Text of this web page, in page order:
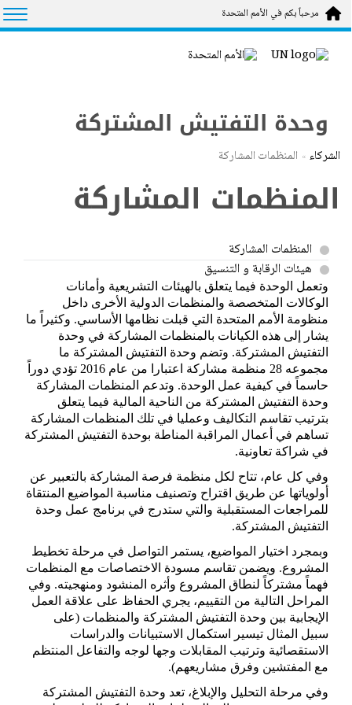
Skip to main content
مرحباً بكم في الأمم المتحدة
وحدة التفتيش المشتركة
الشركاء المنظمات المشاركة
المنظمات المشاركة
المنظمات المشاركة
هيئات الرقابة و التنسيق
وتعمل الوحدة فيما يتعلق بالهيئات التشريعية وأمانات
الوكالات المتخصصة والمنظمات الدولية الأخرى داخل
منظومة الأمم المتحدة التي قبلت نظامها الأساسي. وكثيراً ما
يشار إلى هذه الكيانات بالمنظمات المشاركة في وحدة
التفتيش المشتركة. وتضم وحدة التفتيش المشتركة ما
مجموعه 28 منظمة مشاركة اعتبارا من عام 2016 تؤدي دوراً
حاسماً في كيفية عمل الوحدة. وتدعم المنظمات المشاركة
وحدة التفتيش المشتركة من الناحية المالية فيما يتعلق
بترتيب تقاسم التكاليف وعمليا في تلك المنظمات المشاركة
تساهم في أعمال المراقبة المناطة بوحدة التفتيش المشتركة
في شراكة تعاونية.
وفي كل عام، تتاح لكل منظمة فرصة المشاركة بالتعبير عن
أولوياتها عن طريق اقتراح وتصنيف مناسبة المواضيع المنتقاة
للمراجعات المستقبلية والتي ستدرج في برنامج عمل وحدة
التفتيش المشتركة.
وبمجرد اختيار المواضيع، يستمر التواصل في مرحلة تخطيط
المشروع. ويضمن تقاسم مسودة الاختصاصات مع المنظمات
فهماً مشتركاً لنطاق المشروع وأثره المنشود ومنهجيته. وفي
المراحل التالية من التقييم، يجري الحفاظ على علاقة العمل
الإيجابية بين وحدة التفتيش المشتركة والمنظمات (على
سبيل المثال تيسير استكمال الاستبيانات والدراسات
الاستقصائية وترتيب المقابلات وجها لوجه والتفاعل المنتظم
مع المفتشين وفرق مشاريعهم).
وفي مرحلة التحليل والإبلاغ، تعد وحدة التفتيش المشتركة